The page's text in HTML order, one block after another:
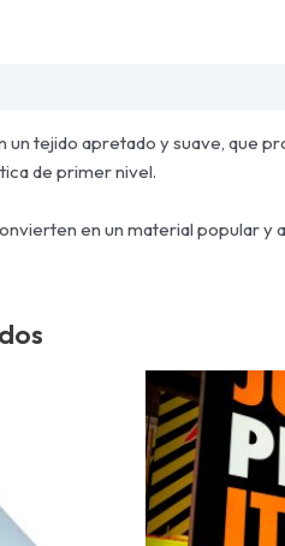
un tejido apretado y suave, que
de primer nivel.
en un material popular